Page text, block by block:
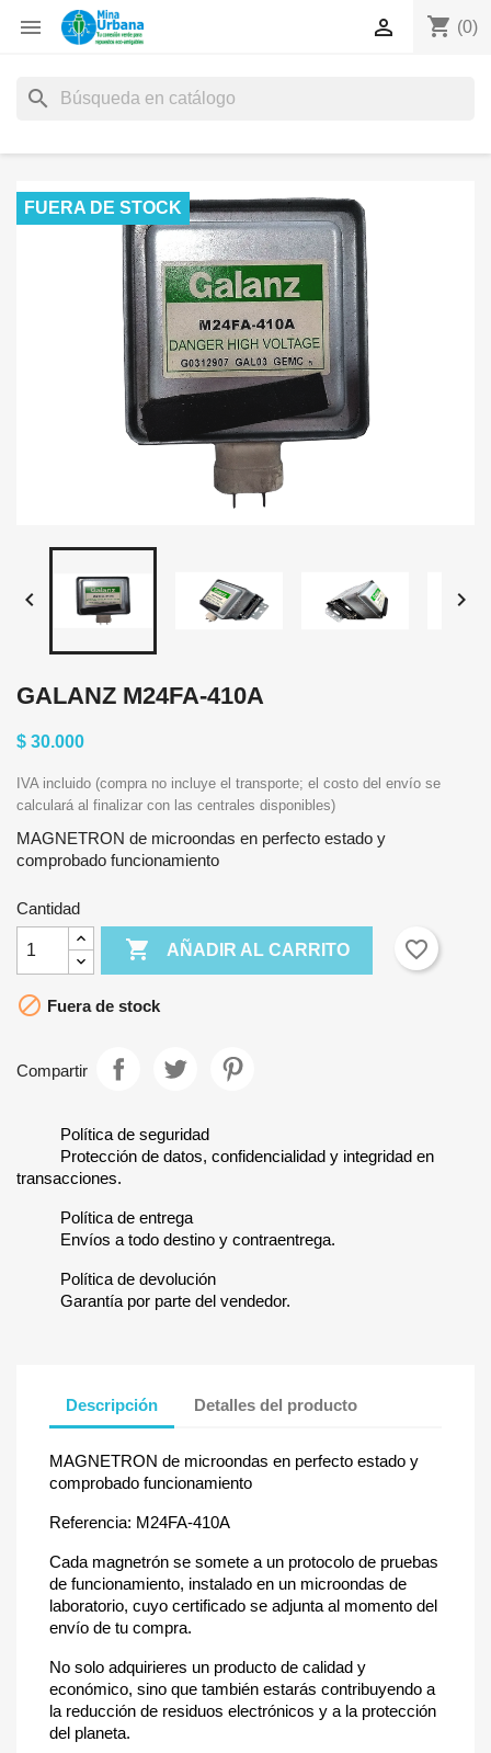
 shopping_cart (0)

search
FUERA DE STOCK
 
GALANZ M24FA-410A
$ 30.000
IVA incluido (compra no incluye el transporte; el costo del envío se
calculará al finalizar con las centrales disponibles)
MAGNETRON de microondas en perfecto estado y
comprobado funcionamiento
Cantidad
 AÑADIR AL CARRITO favorite_border
 Fuera de stock
Compartir
Política de seguridad
Protección de datos, confidencialidad y integridad en
transacciones.
Política de entrega
Envíos a todo destino y contraentrega.
Política de devolución
Garantía por parte del vendedor.
Descripción Detalles del producto
MAGNETRON de microondas en perfecto estado y
comprobado funcionamiento
Referencia: M24FA-410A
Cada magnetrón se somete a un protocolo de pruebas
de funcionamiento, instalado en un microondas de
laboratorio, cuyo certificado se adjunta al momento del
envío de tu compra.
No solo adquirieres un producto de calidad y
económico, sino que también estarás contribuyendo a
la reducción de residuos electrónicos y a la protección
del planeta.